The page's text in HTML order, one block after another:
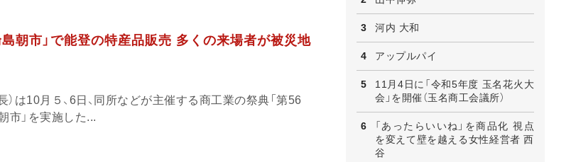
朝市」で能登の特産品販売 多くの来場者が被災地
は10月５、6日、同所などが主催する商工業の祭典「第56
市」を実施した...
河内 大和
アップルパイ
11月4日に「令和5年度 玉名花火大
会」を開催（玉名商工会議所）
「あったらいいね」を商品化 視点
を変えて壁を越える女性経営者 西
谷